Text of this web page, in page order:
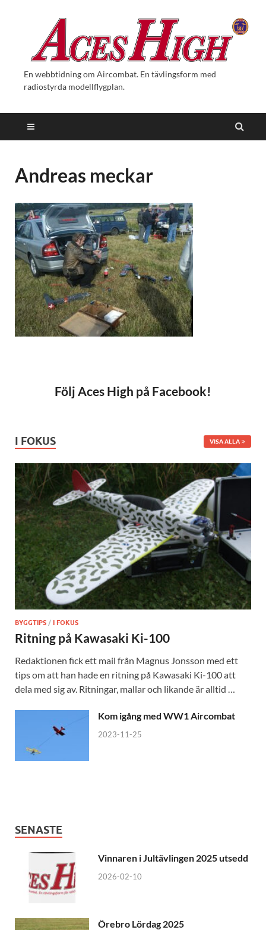
En webbtidning om Aircombat. En tävlingsform med
radiostyrda modellflygplan.
Andreas meckar
Följ Aces High på Facebook!
I FOKUS VISA ALLA
BYGGTIPS / I FOKUS
Ritning på Kawasaki Ki-100
Redaktionen fick ett mail från Magnus Jonsson med ett
tips om att han hade en ritning på Kawasaki Ki-100 att
dela med sig av. Ritningar, mallar och likande är alltid …
Kom igång med WW1 Aircombat
2023-11-25
SENASTE
Vinnaren i Jultävlingen 2025 utsedd
2026-02-10
Örebro Lördag 2025